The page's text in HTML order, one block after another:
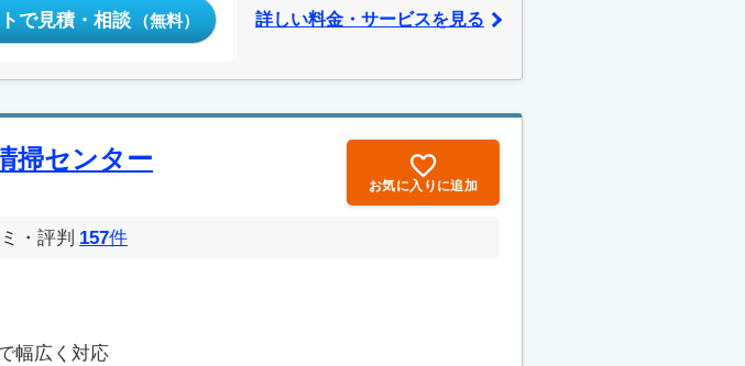
で見積・相談 （無料） 詳しい料金・サービスを見る
掃センター
お気に入りに追加
・評判 157件
幅広く対応